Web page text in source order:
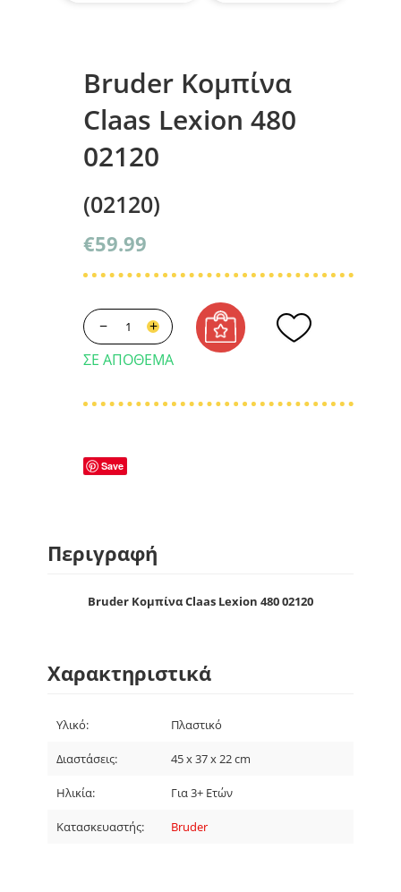
Bruder Κομπίνα
Claas Lexion 480
02120
(02120)
€59.99
+
−
ΣΕ ΑΠΌΘΕΜΑ
Save
Περιγραφή
Bruder Κομπίνα Claas Lexion 480 02120
Χαρακτηριστικά
Υλικό: Πλαστικό
Διαστάσεις: 45 x 37 x 22 cm
Ηλικία: Για 3+ Ετών
Κατασκευαστής: Bruder